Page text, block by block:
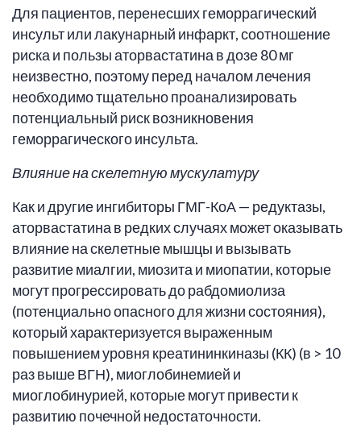
Для пациентов, перенесших геморрагический
инсульт или лакунарный инфаркт, соотношение
риска и пользы аторвастатина в дозе 80 мг
неизвестно, поэтому перед началом лечения
необходимо тщательно проанализировать
потенциальный риск возникновения
геморрагического инсульта.
Влияние на скелетную мускулатуру
Как и другие ингибиторы ГМГ-КоА — редуктазы,
аторвастатина в редких случаях может оказывать
влияние на скелетные мышцы и вызывать
развитие миалгии, миозита и миопатии, которые
могут прогрессировать до рабдомиолиза
(потенциально опасного для жизни состояния),
который характеризуется выраженным
повышением уровня креатининкиназы (КК) (в > 10
раз выше ВГН), миоглобинемией и
миоглобинурией, которые могут привести к
развитию почечной недостаточности.